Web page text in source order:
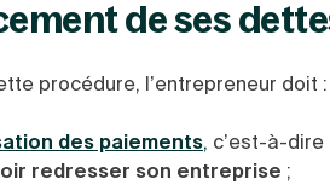
de ses
procédure, l’entrepreneur doit :
des paiements, c’est-à-
redresser son entreprise ;